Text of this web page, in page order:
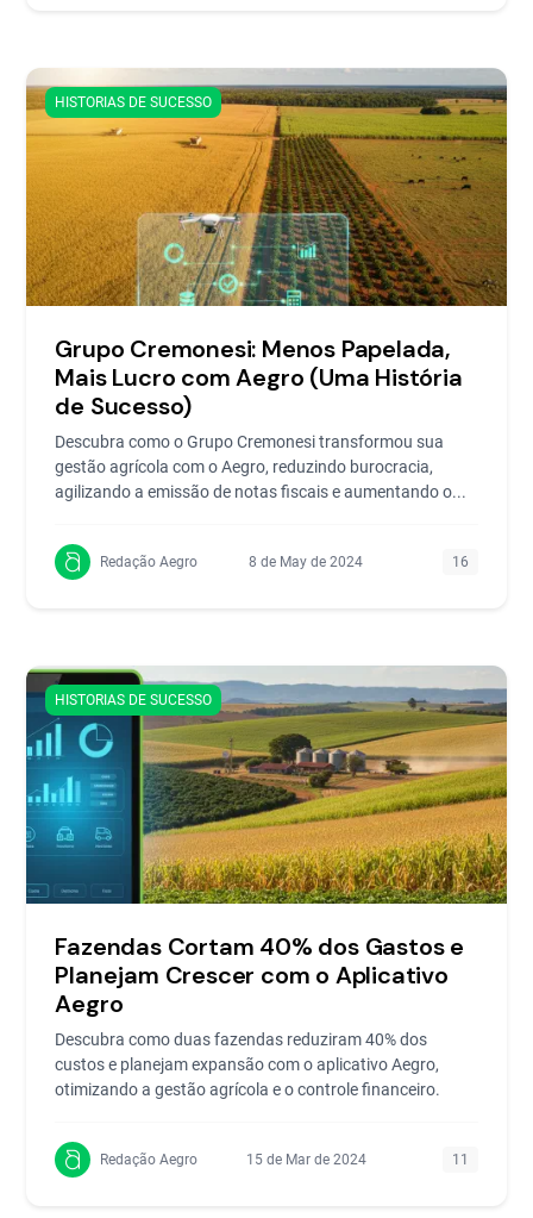
HISTORIAS DE SUCESSO
Grupo Cremonesi: Menos Papelada,
Mais Lucro com Aegro (Uma História
de Sucesso)
Descubra como o Grupo Cremonesi transformou sua
gestão agrícola com o Aegro, reduzindo burocracia,
agilizando a emissão de notas fiscais e aumentando o...
Redação Aegro 8 de May de 2024 16
HISTORIAS DE SUCESSO
Fazendas Cortam 40% dos Gastos e
Planejam Crescer com o Aplicativo
Aegro
Descubra como duas fazendas reduziram 40% dos
custos e planejam expansão com o aplicativo Aegro,
otimizando a gestão agrícola e o controle financeiro.
Redação Aegro 15 de Mar de 2024 11